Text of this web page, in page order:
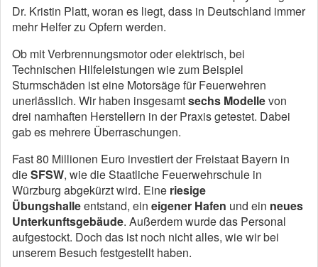
Dr. Kristin Platt, woran es liegt, dass in Deutschland immer
mehr Helfer zu Opfern werden.
Ob mit Verbrennungsmotor oder elektrisch, bei
Technischen Hilfeleistungen wie zum Beispiel
Sturmschäden ist eine Motorsäge für Feuerwehren
unerlässlich. Wir haben insgesamtsechs Modellevon
drei namhaften Herstellern in der Praxis getestet. Dabei
gab es mehrere Überraschungen.
Fast 80 Millionen Euro investiert der Freistaat Bayern in
dieSFSW, wie die Staatliche Feuerwehrschule in
Würzburg abgekürzt wird. Eine riesige
Übungshalleentstand, ein eigener Hafen und ein neues
Unterkunftsgebäude. Außerdem wurde das Personal
aufgestockt. Doch das ist noch nicht alles, wie wir bei
unserem Besuch festgestellt haben.